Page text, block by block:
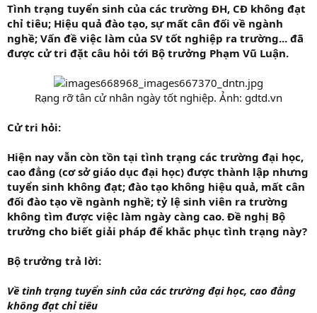
Tình trạng tuyển sinh của các trường ĐH, CĐ không đạt
chỉ tiêu; Hiệu quả đào tạo, sự mất cân đối về ngành
nghề; Vấn đề việc làm của SV tốt nghiệp ra trường... đã
được cử tri đặt câu hỏi tới Bộ trưởng Phạm Vũ Luận.
Rạng rỡ tân cử nhân ngày tốt nghiệp. Ảnh: gdtd.vn​
Cử tri hỏi:
Hiện nay vẫn còn tồn tại tình trạng các trường đại học,
cao đẳng (cơ sở giáo dục đại học) được thành lập nhưng
tuyển sinh không đạt; đào tạo không hiệu quả, mất cân
đối đào tạo về ngành nghề; tỷ lệ sinh viên ra trường
không tìm được việc làm ngày càng cao. Đề nghị Bộ
trưởng cho biết giải pháp để khắc phục tình trạng này?
Bộ trưởng trả lời:
Về tình trạng tuyển sinh của các trường đại học, cao đẳng
không đạt chỉ tiêu